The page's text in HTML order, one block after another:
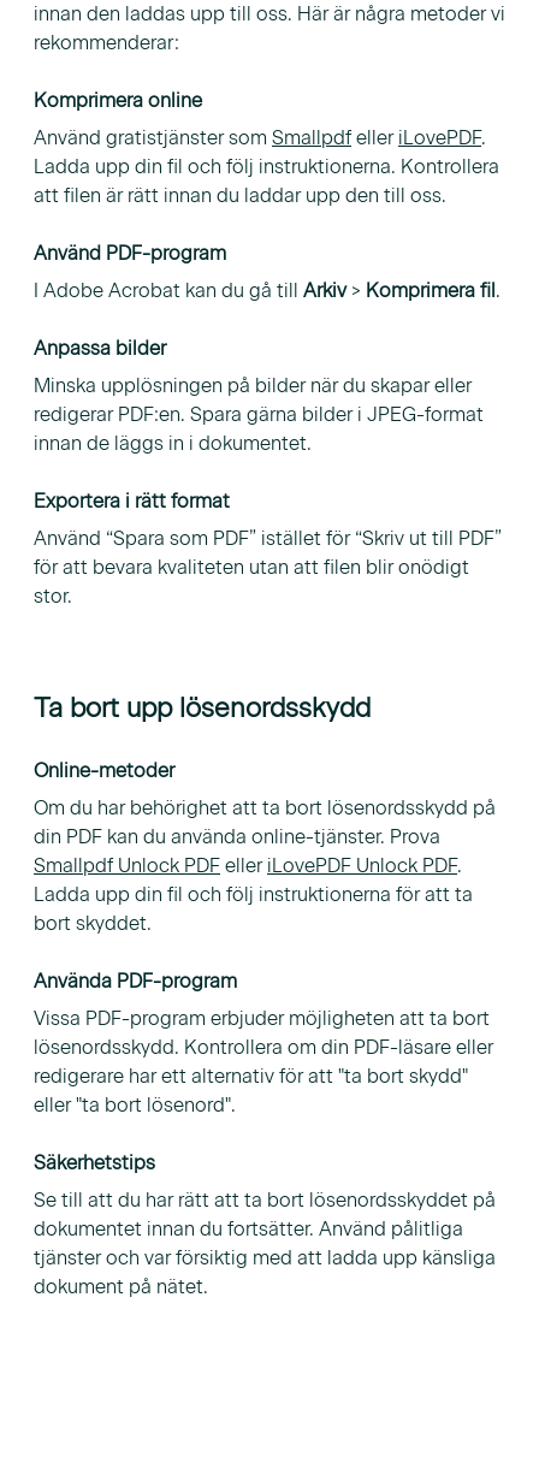
innan den laddas upp till oss. Här är några metoder vi
rekommenderar:
Komprimera online
Använd gratistjänster som Smallpdfeller iLovePDF.
Ladda upp din fil och följ instruktionerna. Kontrollera
att filen är rätt innan du laddar upp den till oss.
Använd PDF-program
I Adobe Acrobat kan du gå till Arkiv> Komprimera fil.
Anpassa bilder
Minska upplösningen på bilder när du skapar eller
redigerar PDF:en. Spara gärna bilder i JPEG-format
innan de läggs in i dokumentet.
Exportera i rätt format
Använd “Spara som PDF” istället för “Skriv ut till PDF”
för att bevara kvaliteten utan att filen blir onödigt
stor.
Ta bort upp lösenordsskydd
Online-metoder
Om du har behörighet att ta bort lösenordsskydd på
din PDF kan du använda online-tjänster. Prova
Smallpdf Unlock PDF eller iLovePDF Unlock PDF.
Ladda upp din fil och följ instruktionerna för att ta
bort skyddet.
Använda PDF-program
Vissa PDF-program erbjuder möjligheten att ta bort
lösenordsskydd. Kontrollera om din PDF-läsare eller
redigerare har ett alternativ för att "ta bort skydd"
eller "ta bort lösenord".
Säkerhetstips
Se till att du har rätt att ta bort lösenordsskyddet på
dokumentet innan du fortsätter. Använd pålitliga
tjänster och var försiktig med att ladda upp känsliga
dokument på nätet.